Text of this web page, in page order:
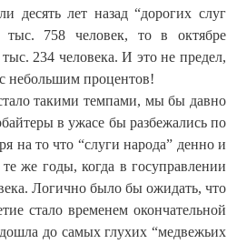
десять лет назад “дорогих слуг
758 человек, то в октябре
234 человека. И это не предел,
небольшим процентов!
такими темпами, мы бы давно
в ужасе бы разбежались по
на то что “слуги народа” денно и
же годы, когда в госуправлении
Логично было бы ожидать, что
стало временем окончательной
до самых глухих “медвежьих